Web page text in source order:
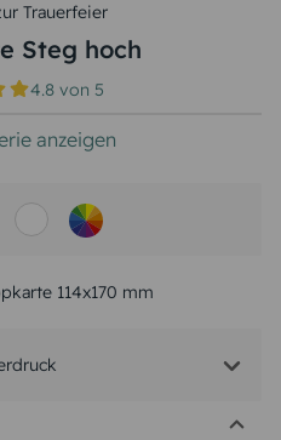
Trauerfeier
Steg hoch
4.8 von5
anzeigen
114x170 mm